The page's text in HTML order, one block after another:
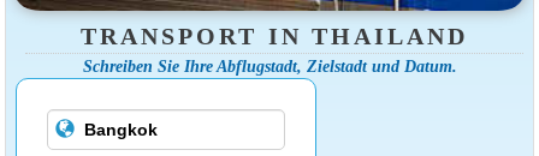
TRANSPORT IN THAILAND
Schreiben Sie Ihre Abflugstadt, Zielstadt und Datum.